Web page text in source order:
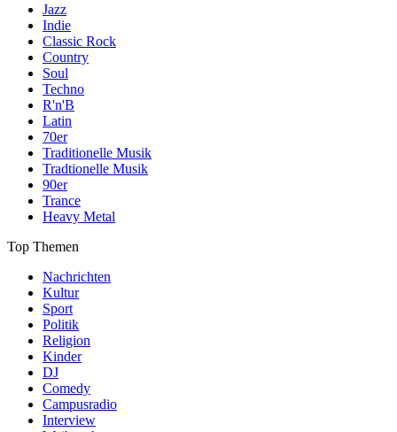
Jazz
Indie
Classic Rock
Country
Soul
Techno
R'n'B
Latin
70er
Traditionelle Musik
Tradtionelle Musik
90er
Trance
Heavy Metal
Top Themen
Nachrichten
Kultur
Sport
Politik
Religion
Kinder
DJ
Comedy
Campusradio
Interview